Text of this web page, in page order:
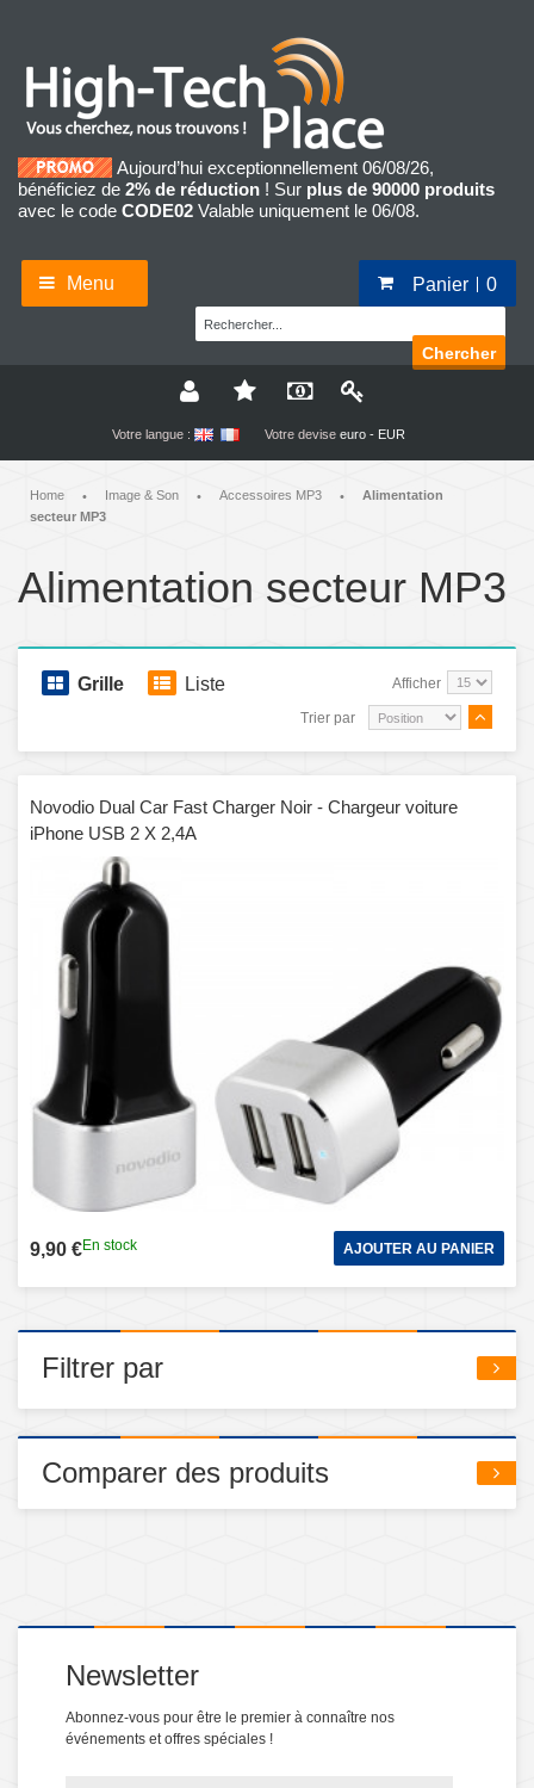
Aujourd’hui exceptionnellement 06/08/26,
bénéficiez de 2% de réduction ! Sur plus de 90000 produits
avec le code CODE02 Valable uniquement le 06/08.
Menu Panier 0
Chercher
Votre langue : Votre devise euro - EUR
Home • Image & Son • Accessoires MP3 •
Alimentation
secteur MP3
Alimentation secteur MP3
Grille Liste Afficher
Trier par
Novodio Dual Car Fast Charger Noir - Chargeur voiture
iPhone USB 2 X 2,4A
9,90 €En stock AJOUTER AU PANIER
Filtrer par
Comparer des produits
Newsletter
Abonnez-vous pour être le premier à connaître nos
événements et offres spéciales !